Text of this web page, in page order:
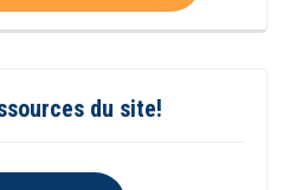
du site!